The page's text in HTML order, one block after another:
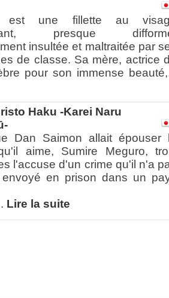
est une fillette au
presque
insultée et maltraitée par
de classe. Sa mère, actrice
pour son immense
Haku -Karei Naru
Dan Saimon allait épouser
aime, Sumire Meguro,
l'accuse d'un crime qu'il n'a
en prison dans un
Lire la suite